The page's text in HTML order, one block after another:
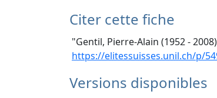
Citer cette fiche
"Gentil, Pierre-Alain (1952 -
https://elitessuisses.unil.ch/p/
Versions disponibles